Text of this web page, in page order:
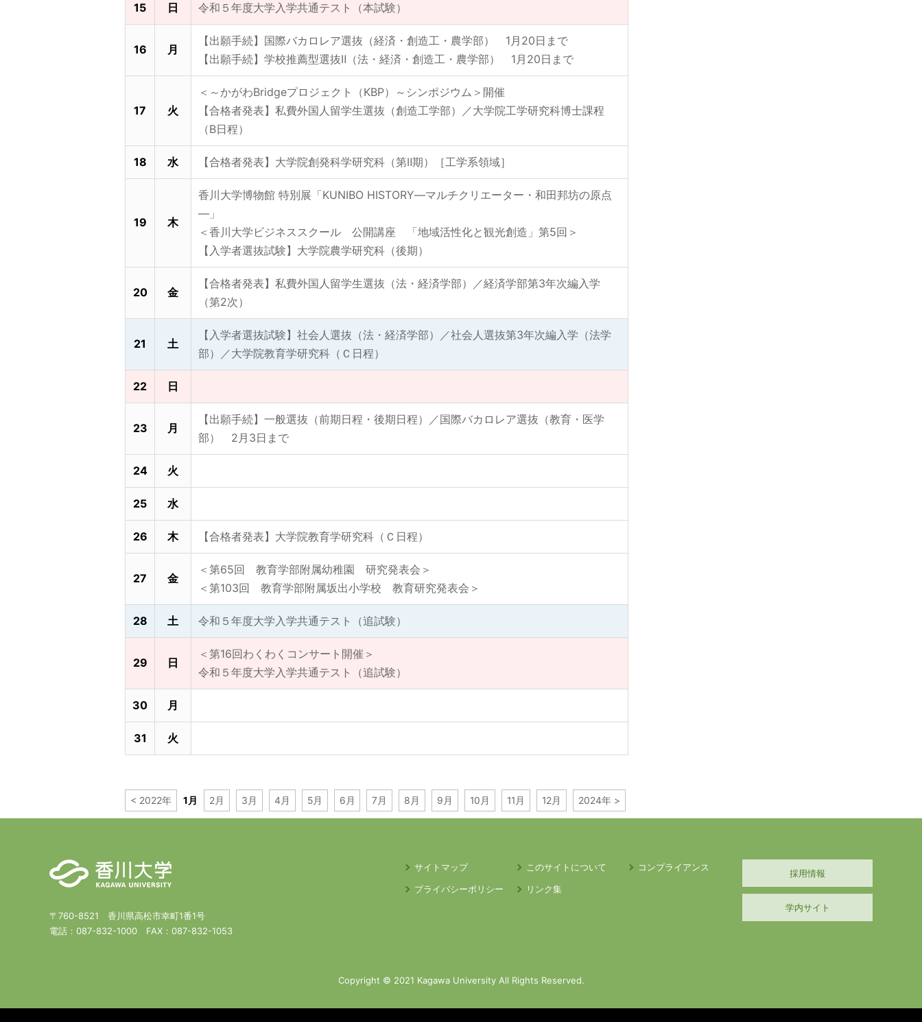
15 日 令和５年度大学入学共通テスト（本試験）
16 月
【出願手続】国際バカロレア選抜（経済・創造工・農学部） 1月20日まで
【出願手続】学校推薦型選抜Ⅱ（法・経済・創造工・農学部） 1月20日まで
17 火
＜～かがわBridgeプロジェクト（KBP）～シンポジウム＞開催
【合格者発表】私費外国人留学生選抜（創造工学部）／大学院工学研究科博士課程
（B日程）
18 水 【合格者発表】大学院創発科学研究科（第Ⅱ期）［工学系領域］
19 木
香川大学博物館 特別展「KUNIBO HISTORY―マルチクリエーター・和田邦坊の原点
―」
＜香川大学ビジネススクール 公開講座 「地域活性化と観光創造」第5回＞
【入学者選抜試験】大学院農学研究科（後期）
20 金
【合格者発表】私費外国人留学生選抜（法・経済学部）／経済学部第3年次編入学
（第2次）
21 土
【入学者選抜試験】社会人選抜（法・経済学部）／社会人選抜第3年次編入学（法学
部）／大学院教育学研究科（Ｃ日程）
22 日
23 月
【出願手続】一般選抜（前期日程・後期日程）／国際バカロレア選抜（教育・医学
部） 2月3日まで
24 火
25 水
26 木 【合格者発表】大学院教育学研究科（Ｃ日程）
27 金
＜第65回 教育学部附属幼稚園 研究発表会＞
＜第103回 教育学部附属坂出小学校 教育研究発表会＞
28 土 令和５年度大学入学共通テスト（追試験）
29 日
＜第16回わくわくコンサート開催＞
令和５年度大学入学共通テスト（追試験）
30 月
31 火
< 2022年 1月 2月 3月 4月 5月 6月 7月 8月 9月 10月 11月 12月 2024年 >
〒760-8521 香川県高松市幸町1番1号
電話： 087-832-1000 FAX： 087-832-1053
サイトマップ このサイトについて
コンプライアンス
プライバシーポリシー
リンク集
採用情報
学内サイト
Copyright © 2021 Kagawa University All Rights Reserved.